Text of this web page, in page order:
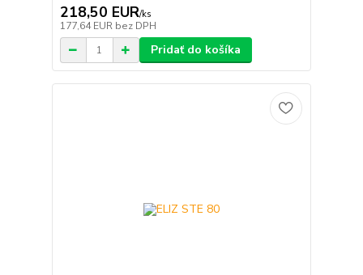
218,50 EUR/ks
177,64 EUR bez DPH
Pridať do košíka